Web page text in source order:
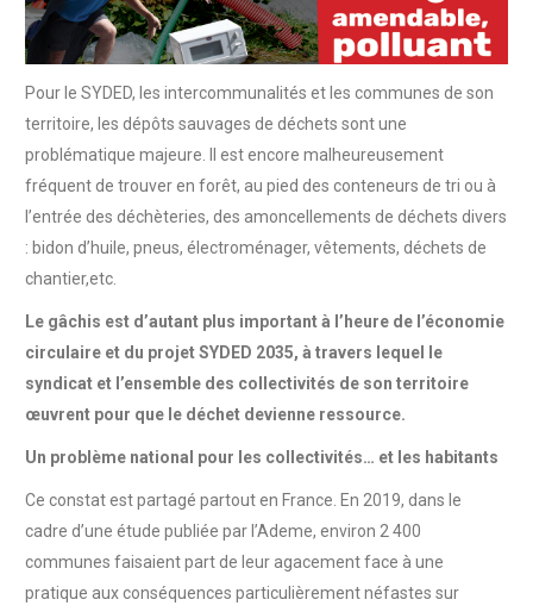
Pour le SYDED, les intercommunalités et les communes de son
territoire, les dépôts sauvages de déchets sont une
problématique majeure. Il est encore malheureusement
fréquent de trouver en forêt, au pied des conteneurs de tri ou à
l’entrée des déchèteries, des amoncellements de déchets divers
: bidon d’huile, pneus, électroménager, vêtements, déchets de
chantier,etc.
Le gâchis est d’autant plus important à l’heure de l’économie
circulaire et du projet SYDED 2035, à travers lequel le
syndicat et l’ensemble des collectivités de son territoire
œuvrent pour que le déchet devienne ressource.
Un problème national pour les collectivités… et les habitants
Ce constat est partagé partout en France. En 2019, dans le
cadre d’une étude publiée par l’Ademe, environ 2 400
communes faisaient part de leur agacement face à une
pratique aux conséquences particulièrement néfastes sur